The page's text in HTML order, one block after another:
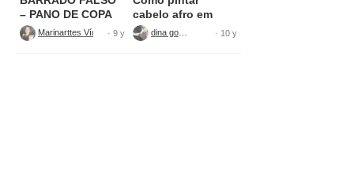
– PANO DE COPA
· 9 y
cabelo afro em
tecido
dina gomes · 10 y